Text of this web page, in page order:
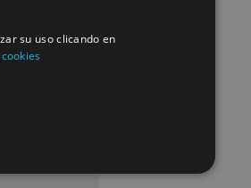
electrónico
su uso clicando en